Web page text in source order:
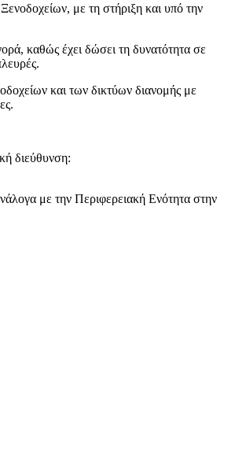
με τη στήριξη και υπό την
καθώς έχει δώσει τη δυνατότητα σε
και των δικτύων διανομής με
διεύθυνση:
με την Περιφερειακή Ενότητα στην